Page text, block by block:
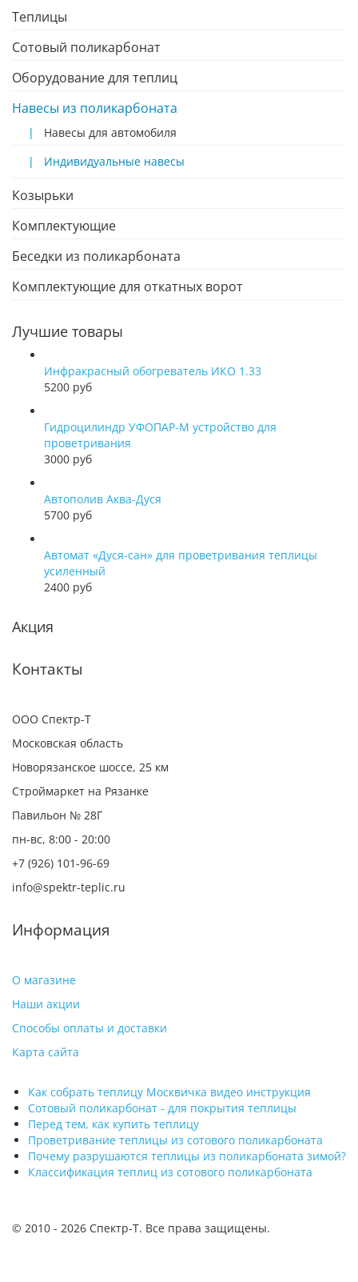
Теплицы
Сотовый поликарбонат
Оборудование для теплиц
Навесы из поликарбоната
Навесы для автомобиля
Индивидуальные навесы
Козырьки
Комплектующие
Беседки из поликарбоната
Комплектующие для откатных ворот
Лучшие товары
Инфракрасный обогреватель ИКО 1.33
5200 руб
Гидроцилиндр УФОПАР-М устройство для
проветривания
3000 руб
Автополив Аква-Дуся
5700 руб
Автомат «Дуся-сан» для проветривания теплицы
усиленный
2400 руб
Акция
Контакты
ООО Спектр-Т
Московская область
Новорязанское шоссе, 25 км
Строймаркет на Рязанке
Павильон № 28Г
пн-вс, 8:00 - 20:00
+7 (926) 101-96-69
info@spektr-teplic.ru
Информация
О магазине
Наши акции
Способы оплаты и доставки
Карта сайта
Как собрать теплицу Москвичка видео инструкция
Сотовый поликарбонат - для покрытия теплицы
Перед тем, как купить теплицу
Проветривание теплицы из сотового поликарбоната
Почему разрушаются теплицы из поликарбоната зимой?
Классификация теплиц из сотового поликарбоната
© 2010 - 2026 Спектр-Т. Все права защищены.